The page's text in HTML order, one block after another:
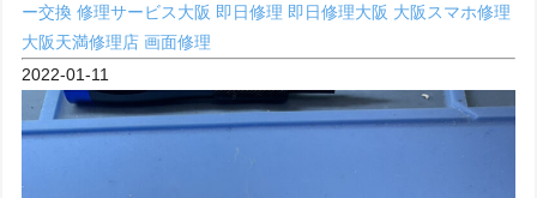
ー交換修理サービス大阪 即日修理 即日修理大阪 大阪スマホ修理
大阪天満修理店画面修理
2022-01-11